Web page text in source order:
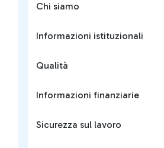
Chi siamo
Informazioni istituzionali
Qualità
Informazioni finanziarie
Sicurezza sul lavoro